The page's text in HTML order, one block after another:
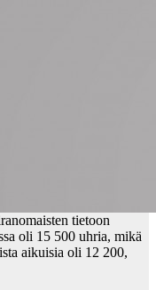
tietoon
oli 15 500 uhria, mikä
aikuisia oli 12 200,